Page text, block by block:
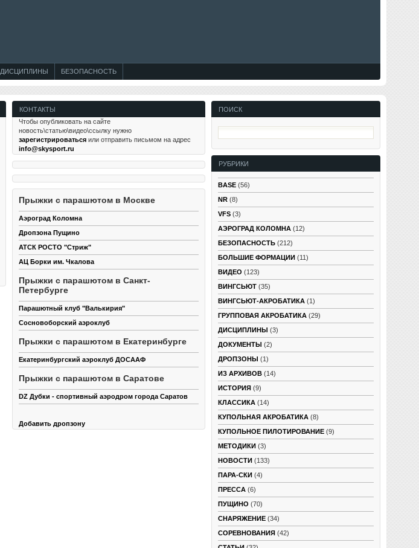
ДИСЦИПЛИНЫ БЕЗОПАСНОСТЬ
ПОИСК
РУБРИКИ
BASE (56)
NR (8)
VFS (3)
АЭРОГРАД КОЛОМНА (12)
БЕЗОПАСНОСТЬ (212)
БОЛЬШИЕ ФОРМАЦИИ (11)
ВИДЕО (123)
ВИНГСЬЮТ (35)
ВИНГСЬЮТ-АКРОБАТИКА (1)
ГРУППОВАЯ АКРОБАТИКА (29)
ДИСЦИПЛИНЫ (3)
ДОКУМЕНТЫ (2)
ДРОПЗОНЫ (1)
ИЗ АРХИВОВ (14)
ИСТОРИЯ (9)
КЛАССИКА (14)
КУПОЛЬНАЯ АКРОБАТИКА (8)
КУПОЛЬНОЕ ПИЛОТИРОВАНИЕ (9)
МЕТОДИКИ (3)
НОВОСТИ (133)
ПАРА-СКИ (4)
ПРЕССА (6)
ПУЩИНО (70)
СНАРЯЖЕНИЕ (34)
СОРЕВНОВАНИЯ (42)
КОНТАКТЫ
Чтобы опубликовать на сайте
новость\статью\видео\ссылку нужно
зарегистрироваться или отправить письмом на адрес
info@skysport.ru
Прыжки с парашютом в Москве
Аэроград Коломна
Дропзона Пущино
АТСК РОСТО "Стриж"
АЦ Борки им. Чкалова
Прыжки с парашютом в Санкт-
Петербурге
Парашютный клуб "Валькирия"
Сосновоборский аэроклуб
Прыжки с парашютом в Екатеринбурге
Екатеринбургский аэроклуб ДОСААФ
Прыжки с парашютом в Саратове
DZ Дубки - спортивный аэродром города Саратов
Добавить дропзону